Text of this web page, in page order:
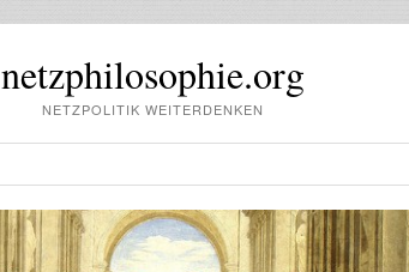
netzphilosophie.org
NETZPOLITIK WEITERDENKEN